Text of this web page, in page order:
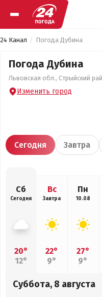
24 Канал Погода Дубина
Погода Дубина
Львовская обл., Стрыйский
Изменить город
Сегодня Завтра
Сб
Сегодня
20°
12°
Вс
Завтра
22°
9°
Пн
10.08
27°
9°
Суббота, 8 августа